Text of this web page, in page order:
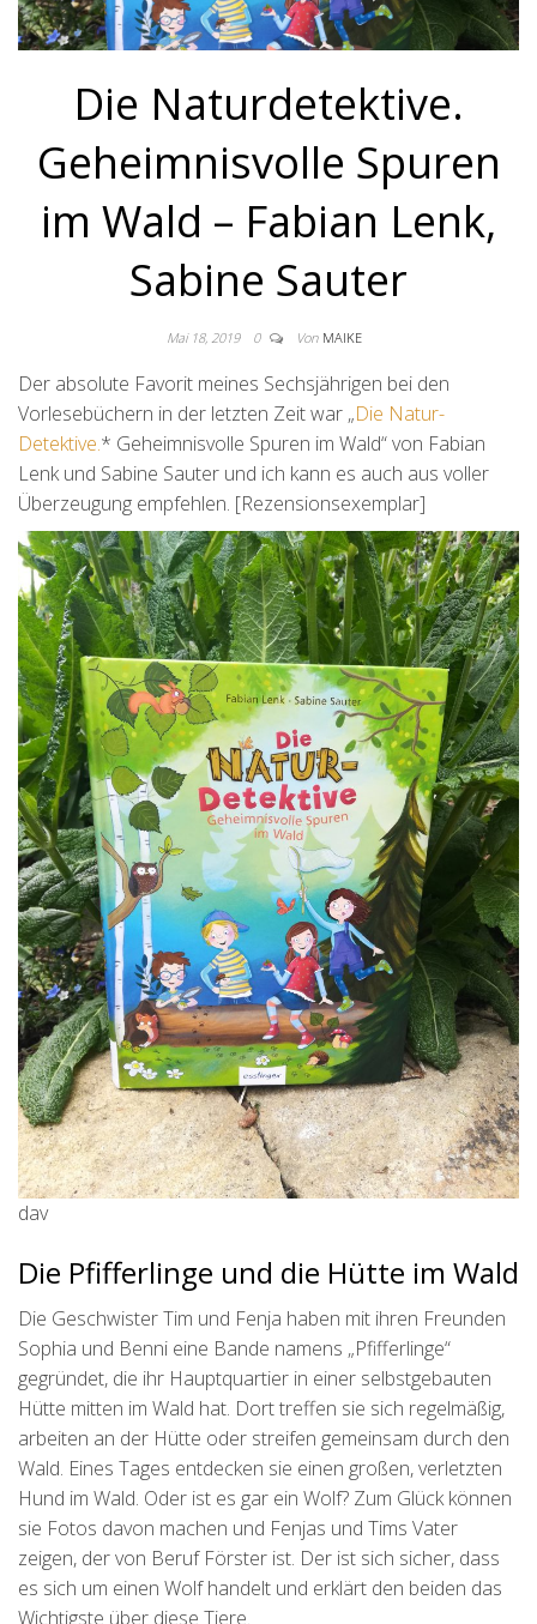
Die Naturdetektive.
Geheimnisvolle Spuren
im Wald – Fabian Lenk,
Sabine Sauter
Mai 18, 2019 0 Von MAIKE
Der absolute Favorit meines Sechsjährigen bei den
Vorlesebüchern in der letzten Zeit war „Die Natur-
Detektive.* Geheimnisvolle Spuren im Wald“ von Fabian
Lenk und Sabine Sauter und ich kann es auch aus voller
Überzeugung empfehlen. [Rezensionsexemplar]
dav
Die Pfifferlinge und die Hütte im Wald
Die Geschwister Tim und Fenja haben mit ihren Freunden
Sophia und Benni eine Bande namens „Pfifferlinge“
gegründet, die ihr Hauptquartier in einer selbstgebauten
Hütte mitten im Wald hat. Dort treffen sie sich regelmäßig,
arbeiten an der Hütte oder streifen gemeinsam durch den
Wald. Eines Tages entdecken sie einen großen, verletzten
Hund im Wald. Oder ist es gar ein Wolf? Zum Glück können
sie Fotos davon machen und Fenjas und Tims Vater
zeigen, der von Beruf Förster ist. Der ist sich sicher, dass
es sich um einen Wolf handelt und erklärt den beiden das
Wichtigste über diese Tiere.